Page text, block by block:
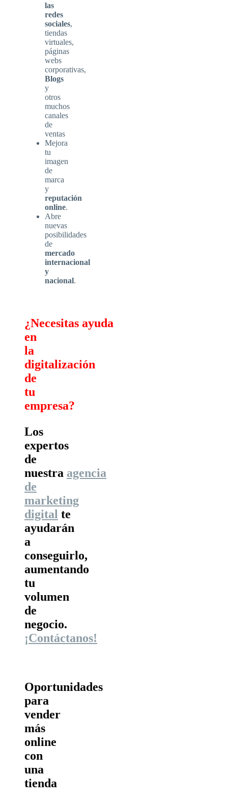
las
redes
sociales,
tiendas
virtuales,
páginas
webs
corporativas,
Blogs
y
otros
muchos
canales
de
ventas
Mejora
tu
imagen
de
marca
y
reputación
online.
Abre
nuevas
posibilidades
de
mercado
internacional
y
nacional.
¿Necesitas ayuda
en
la
digitalización
de
tu
empresa?
Los
expertos
de
nuestra agencia
de
marketing
digital te
ayudarán
a
conseguirlo,
aumentando
tu
volumen
de
negocio.
¡Contáctanos!
Oportunidades
para
vender
más
online
con
una
tienda